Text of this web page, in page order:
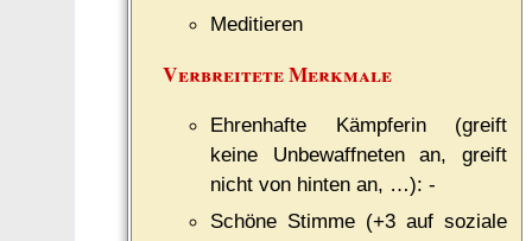
Meditieren
Verbreitete Merkmale
Ehrenhafte Kämpferin (greift
keine Unbewaffneten an, greift
nicht von hinten an, …): -
Schöne Stimme (+3 auf soziale